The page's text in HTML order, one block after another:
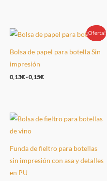
Oferta!
¡Oferta!
Bolsa de papel para botella Sin
impresión
0,13€-0,15€
Funda de fieltro para botellas
sin impresión con asa y detalles
en PU